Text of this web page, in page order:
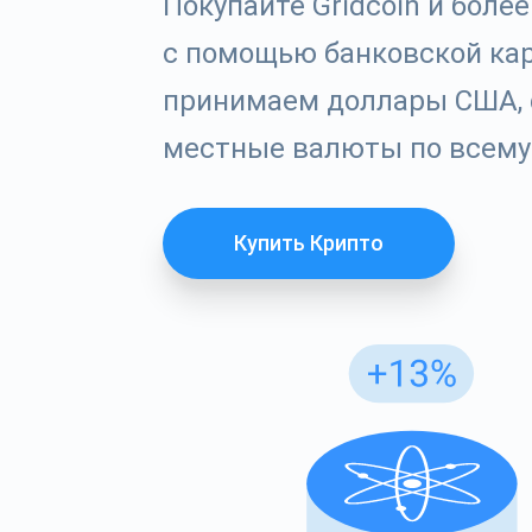
с помощью банковской
принимаем доллары США,
местные валюты по
Купить Крипто
по